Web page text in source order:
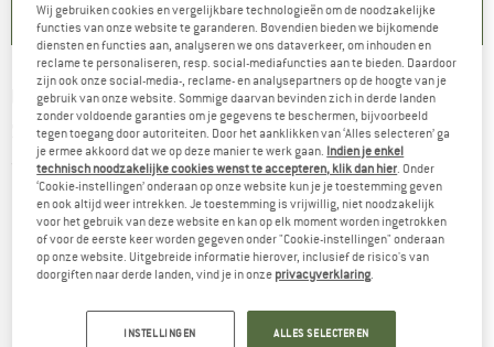
UNDER ARMOUR -Rush Energy S/S -
Sportshirt
(0)
Wij gebruiken cookies en vergelijkbare technologieën om de noodzakelijke
functies van onze website te garanderen. Bovendien bieden we bijkomende
diensten en functies aan, analyseren we ons dataverkeer, om inhouden en
reclame te personaliseren, resp. social-mediafuncties aan te bieden. Daardoor
zijn ook onze social-media-, reclame- en analysepartners op de hoogte van je
gebruik van onze website. Sommige daarvan bevinden zich in derde landen
zonder voldoende garanties om je gegevens te beschermen, bijvoorbeeld
tegen toegang door autoriteiten. Door het aanklikken van ‘Alles selecteren’ ga
je ermee akkoord dat we op deze manier te werk gaan. Indien je enkel
technisch noodzakelijke cookies wenst te accepteren, klik dan hier . Onder
‘Cookie-instellingen’ onderaan op onze website kun je je toestemming geven
en ook altijd weer intrekken. Je toestemming is vrijwillig, niet noodzakelijk
voor het gebruik van deze website en kan op elk moment worden ingetrokken
of voor de eerste keer worden gegeven onder "Cookie-instellingen" onderaan
op onze website. Uitgebreide informatie hierover, inclusief de risico's van
doorgiften naar derde landen, vind je in onze privacyverklaring
INSTELLINGEN ALLES SELECTEREN